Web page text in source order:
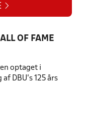
OF FAME
optaget i
DBU's 125 års